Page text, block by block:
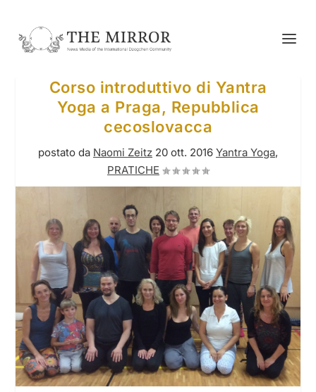
Corso introduttivo di Yantra
Yoga a Praga, Repubblica
cecoslovacca
postato da Naomi Zeitz 20 ott. 2016 Yantra Yoga,
PRATICHE